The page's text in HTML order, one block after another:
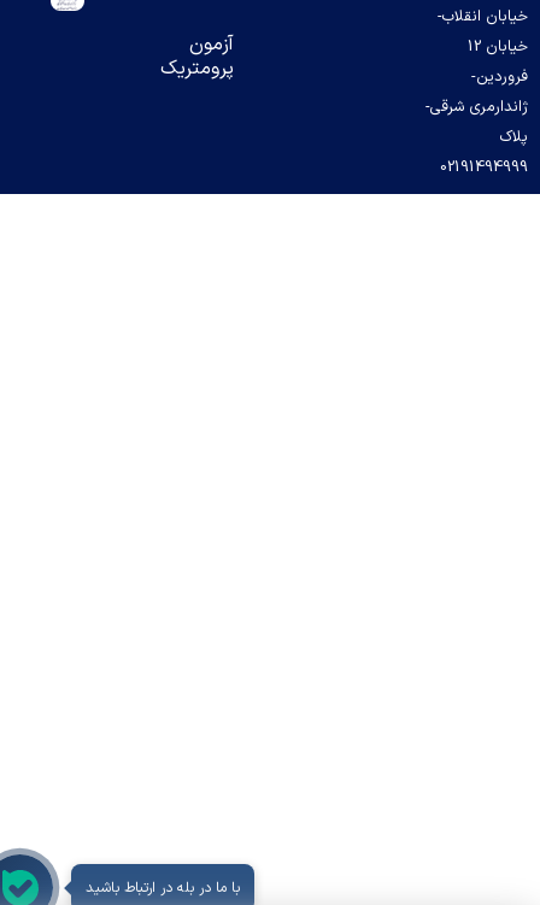
انقلاب-
خیابان 12
شرقی-
با ما در بله در ارتباط باشید
آزمون
پرومتریک